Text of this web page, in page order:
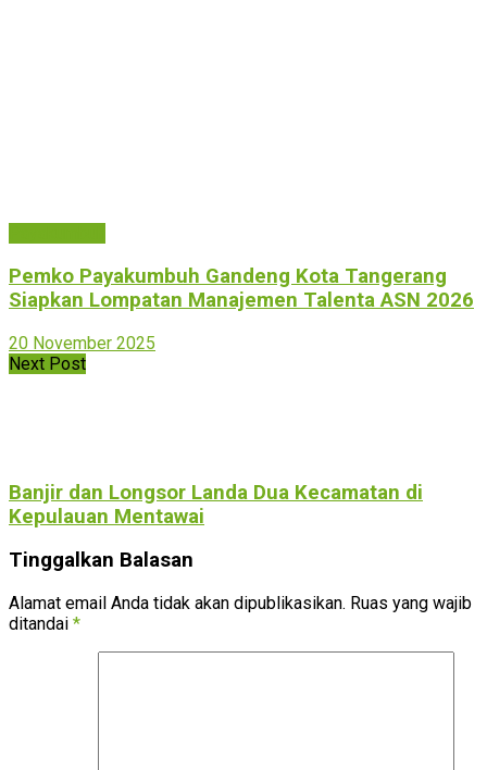
Pemko Payakumbuh Gandeng Kota Tangerang
Siapkan Lompatan Manajemen Talenta ASN 2026
20 November 2025
Next Post
Banjir dan Longsor Landa Dua Kecamatan di
Kepulauan Mentawai
Tinggalkan Balasan
Alamat email Anda tidak akan dipublikasikan. Ruas yang wajib
ditandai *